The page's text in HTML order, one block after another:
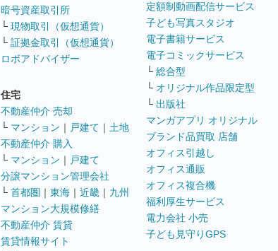
暗号資産取引所
└ 現物取引（仮想通貨）
└ 証拠金取引（仮想通貨）
ロボアドバイザー
住宅
不動産仲介 売却
└ マンション ｜ 戸建て ｜ 土地
不動産仲介 購入
└ マンション ｜ 戸建て
分譲マンション管理会社
└ 首都圏 ｜ 東海 ｜ 近畿 ｜ 九州
マンション大規模修繕
不動産仲介 賃貸
賃貸情報サイト
定額制動画配信サービス
子ども写真スタジオ
電子書籍サービス
電子コミックサービス
└ 総合型
└ オリジナル作品限定型
└ 出版社
マンガアプリ オリジナル
ブランド品買取 店舗
オフィス引越し
オフィス通販
オフィス複合機
福利厚生サービス
電力会社 小売
子ども見守りGPS